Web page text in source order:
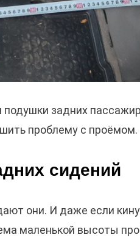
подушки задних
проблему с проёмом.
сидений
они. И даже если
маленькой высоты